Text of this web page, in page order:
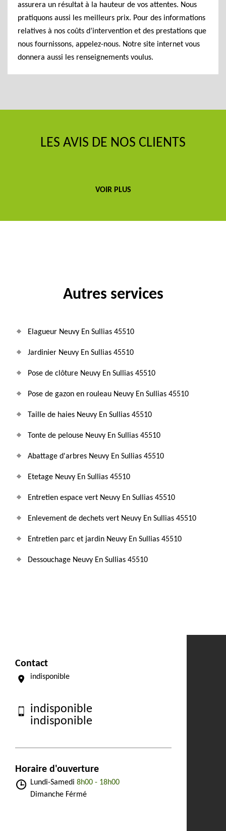
assurera un résultat à la hauteur de vos attentes. Nous
pratiquons aussi les meilleurs prix. Pour des informations
relatives à nos coûts d’intervention et des prestations que
nous fournissons, appelez-nous. Notre site internet vous
donnera aussi les renseignements voulus.
LES AVIS DE NOS CLIENTS
VOIR PLUS
Autres services
Elagueur Neuvy En Sullias 45510
Jardinier Neuvy En Sullias 45510
Pose de clôture Neuvy En Sullias 45510
Pose de gazon en rouleau Neuvy En Sullias 45510
Taille de haies Neuvy En Sullias 45510
Tonte de pelouse Neuvy En Sullias 45510
Abattage d'arbres Neuvy En Sullias 45510
Etetage Neuvy En Sullias 45510
Entretien espace vert Neuvy En Sullias 45510
Enlevement de dechets vert Neuvy En Sullias 45510
Entretien parc et jardin Neuvy En Sullias 45510
Dessouchage Neuvy En Sullias 45510
Contact
indisponible
indisponible
indisponible
Horaire d'ouverture
Lundi-Samedi 8h00 - 18h00
Dimanche Férmé